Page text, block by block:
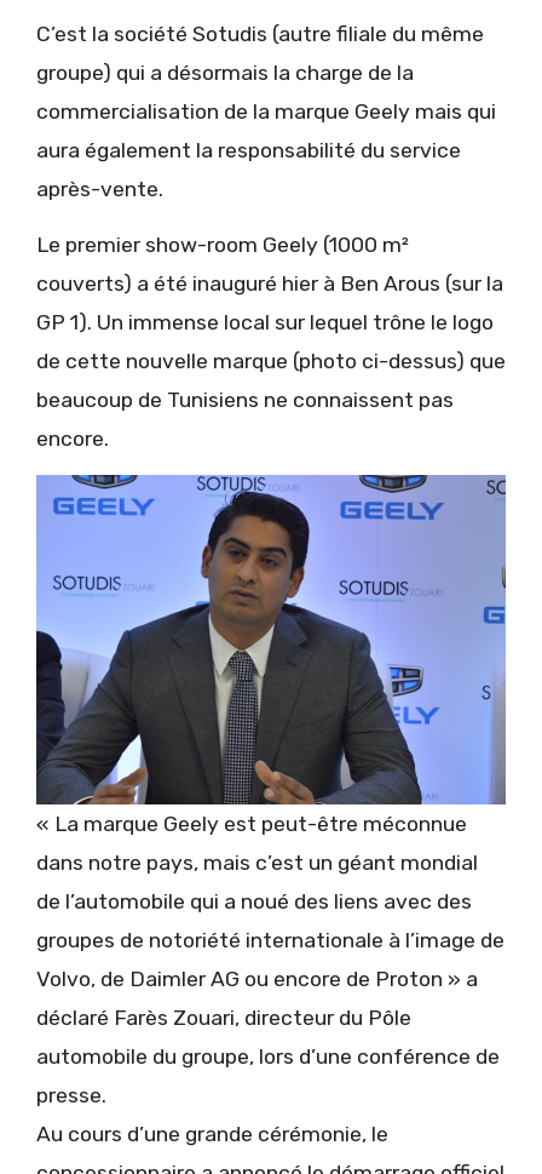
C’est la société Sotudis (autre filiale du même
groupe) qui a désormais la charge de la
commercialisation de la marque Geely mais qui
aura également la responsabilité du service
après-vente.
Le premier show-room Geely (1000 m²
couverts) a été inauguré hier à Ben Arous (sur la
GP 1). Un immense local sur lequel trône le logo
de cette nouvelle marque (photo ci-dessus) que
beaucoup de Tunisiens ne connaissent pas
encore.
« La marque Geely est peut-être méconnue
dans notre pays, mais c’est un géant mondial
de l’automobile qui a noué des liens avec des
groupes de notoriété internationale à l’image de
Volvo, de Daimler AG ou encore de Proton » a
déclaré Farès Zouari, directeur du Pôle
automobile du groupe, lors d’une conférence de
presse.
Au cours d’une grande cérémonie, le